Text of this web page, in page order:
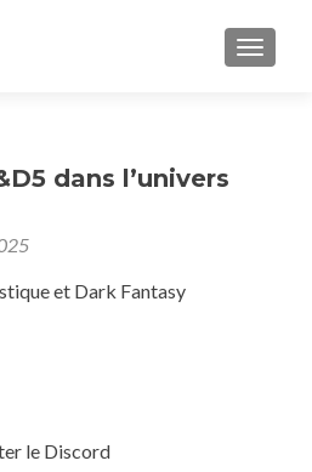
dans l’univers
et Dark Fantasy
le Discord